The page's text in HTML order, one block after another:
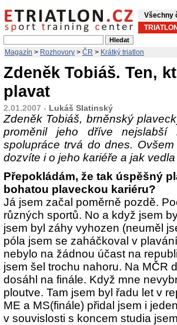
Všechny
Magazín > Rozhovory > ČR > Krátký triatlon
Zdeněk Tobiáš. Ten,
plavat
2.01.2007 - Lukáš Slatinský
Zdeněk Tobiáš, brněnský
proměnil jeho dříve nejslabší
spolupráce trvá do dnes.
dozvíte i o jeho kariéře a jak
Přepokládám, že tak úspěšný
bohatou plaveckou kariéru?
Já jsem začal poměrně pozdě.
různých sportů. No a když jsem
jsem byl záhy vyhozen (neuměl
póla jsem se zaháčkoval v
nebylo na žádnou účast na
jsem šel trochu nahoru. Na MČR
dosáhl na finále. Když mne
ploutve. Tam jsem byl řadu let v
ME a MS(finále) přidal jsem i
v souvislosti s koncem studia